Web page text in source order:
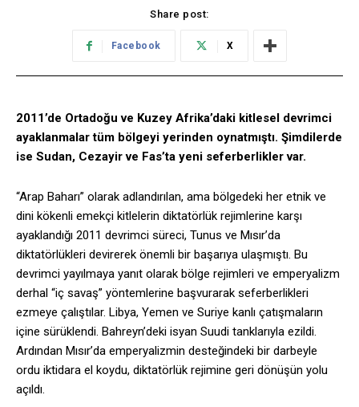
Share post:
Facebook X
2011’de Ortadoğu ve Kuzey Afrika’daki kitlesel devrimci
ayaklanmalar tüm bölgeyi yerinden oynatmıştı. Şimdilerde
ise Sudan, Cezayir ve Fas’ta yeni seferberlikler var.
“Arap Baharı” olarak adlandırılan, ama bölgedeki her etnik ve
dini kökenli emekçi kitlelerin diktatörlük rejimlerine karşı
ayaklandığı 2011 devrimci süreci, Tunus ve Mısır’da
diktatörlükleri devirerek önemli bir başarıya ulaşmıştı. Bu
devrimci yayılmaya yanıt olarak bölge rejimleri ve emperyalizm
derhal “iç savaş” yöntemlerine başvurarak seferberlikleri
ezmeye çalıştılar. Libya, Yemen ve Suriye kanlı çatışmaların
içine sürüklendi. Bahreyn’deki isyan Suudi tanklarıyla ezildi.
Ardından Mısır’da emperyalizmin desteğindeki bir darbeyle
ordu iktidara el koydu, diktatörlük rejimine geri dönüşün yolu
açıldı.